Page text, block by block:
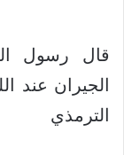
قال رسول
الجيران عند
الترمذي